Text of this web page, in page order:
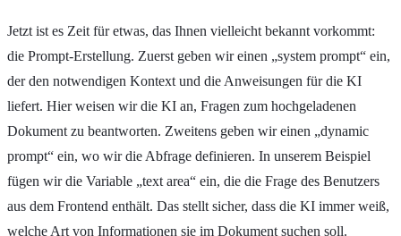
Jetzt ist es Zeit für etwas, das Ihnen vielleicht bekannt vorkommt:
die Prompt-Erstellung. Zuerst geben wir einen „system prompt“ ein,
der den notwendigen Kontext und die Anweisungen für die KI
liefert. Hier weisen wir die KI an, Fragen zum hochgeladenen
Dokument zu beantworten. Zweitens geben wir einen „dynamic
prompt“ ein, wo wir die Abfrage definieren. In unserem Beispiel
fügen wir die Variable „text area“ ein, die die Frage des Benutzers
aus dem Frontend enthält. Das stellt sicher, dass die KI immer weiß,
welche Art von Informationen sie im Dokument suchen soll.